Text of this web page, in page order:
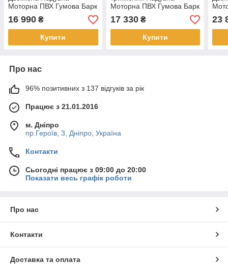
Моторна ПВХ Гумова Барк
килимок Пересувні
сидіння
16 990 ₴
Купити
Моторна ПВХ Гумова Барк
килимок Пересувні
сидіння
17 330₴
Купити
23
Про нас
96% позитивних з 137 відгуків за рік
Працює з 21.01.2016
м. Дніпро
пр.Героїв, 3, Дніпро, Україна
Контакти
Сьогодні працює з 09:00 до 20:00
Показати весь графік роботи
Про нас
Контакти
Доставка та оплата